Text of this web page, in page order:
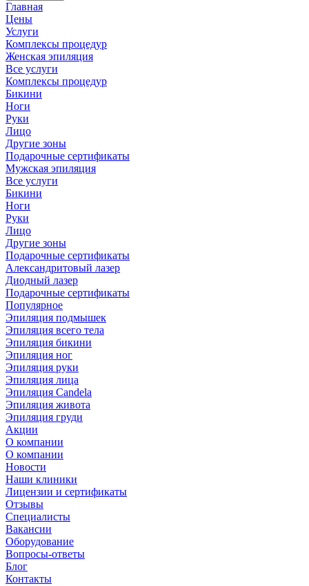
Главная
Цены
Услуги
Комплексы процедур
Женская эпиляция
Все услуги
Комплексы процедур
Бикини
Ноги
Руки
Лицо
Другие зоны
Подарочные сертификаты
Мужская эпиляция
Все услуги
Бикини
Ноги
Руки
Лицо
Другие зоны
Подарочные сертификаты
Александритовый лазер
Диодный лазер
Подарочные сертификаты
Популярное
Эпиляция подмышек
Эпиляция всего тела
Эпиляция бикини
Эпиляция ног
Эпиляция руки
Эпиляция лица
Эпиляция Candela
Эпиляция живота
Эпиляция груди
Акции
О компании
О компании
Новости
Наши клиники
Лицензии и сертификаты
Отзывы
Специалисты
Вакансии
Оборудование
Вопросы-ответы
Блог
Контакты